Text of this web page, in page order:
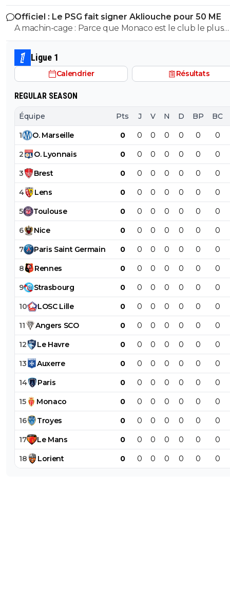
prometteur au monde, et sa coupe du monde plutot réussi
aussi..
Officiel : Le PSG fait signer Akliouche pour 50 ME
A machin-cage : Parce que Monaco est le club le plus
puissant financièrement après le PSG... et qu'il peut
avoir des joueurs de qualité. Le PSG en a bien conscience.
C'est pour ça que Campos et le PSG tiennent à ce que
Maghnès Akliouche soit sur le banc du PSG.
Ligue 1
Calendrier Résultats
REGULAR SEASON
Équipe Pts J V N D BP BC
1 O. Marseille 0 0 0 0 0 0 0
2 O. Lyonnais 0 0 0 0 0 0 0
3 Brest 0 0 0 0 0 0 0
4 Lens 0 0 0 0 0 0 0
5 Toulouse 0 0 0 0 0 0 0
6 Nice 0 0 0 0 0 0 0
7 Paris Saint Germain 0 0 0 0 0 0 0
8 Rennes 0 0 0 0 0 0 0
9 Strasbourg 0 0 0 0 0 0 0
10 LOSC Lille 0 0 0 0 0 0 0
11 Angers SCO 0 0 0 0 0 0 0
12 Le Havre 0 0 0 0 0 0 0
13 Auxerre 0 0 0 0 0 0 0
14 Paris 0 0 0 0 0 0 0
15 Monaco 0 0 0 0 0 0 0
16 Troyes 0 0 0 0 0 0 0
17 Le Mans 0 0 0 0 0 0 0
18 Lorient 0 0 0 0 0 0 0